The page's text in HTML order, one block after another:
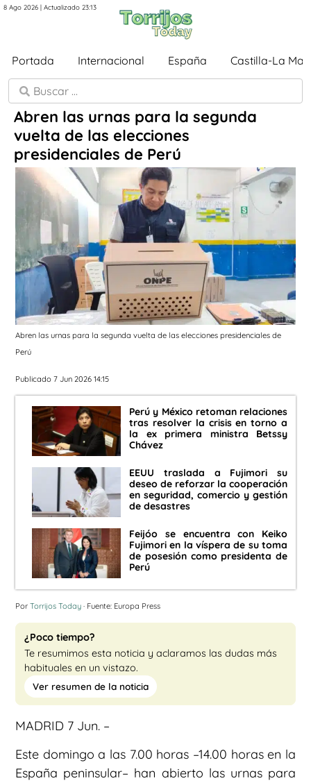
8 Ago 2026 | Actualizado 23:13
Portada Internacional España Castilla-La
Abren las urnas para la segunda
vuelta de las elecciones
presidenciales de Perú
Abren las urnas para la segunda vuelta de las elecciones presidenciales de
Perú
Publicado 7 Jun 2026 14:15
Perú y México retoman relaciones
tras resolver la crisis en torno a
la ex primera ministra Betssy
Chávez
EEUU traslada a Fujimori su
deseo de reforzar la cooperación
en seguridad, comercio y gestión
de desastres
Feijóo se encuentra con Keiko
Fujimori en la víspera de su toma
de posesión como presidenta de
Perú
Por Torrijos Today · Fuente: Europa Press
¿Poco tiempo?
Te resumimos esta noticia y aclaramos las dudas más
habituales en un vistazo.
Ver resumen de la noticia
MADRID 7 Jun. –
Este domingo a las 7.00 horas –14.00 horas en la
España peninsular– han abierto las urnas para